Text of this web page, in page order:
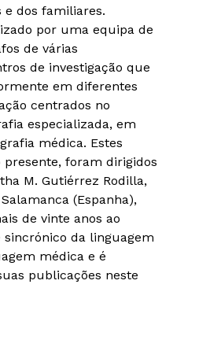
e dos familiares.
por uma equipa de
de várias
de investigação que
em diferentes
centrados no
especializada, em
médica. Estes
presente, foram dirigidos
M. Gutiérrez Rodilla,
(Espanha),
de vinte anos ao
da linguagem
médica e é
publicações neste